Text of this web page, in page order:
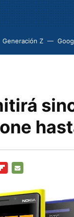
Generación Z
MAIL